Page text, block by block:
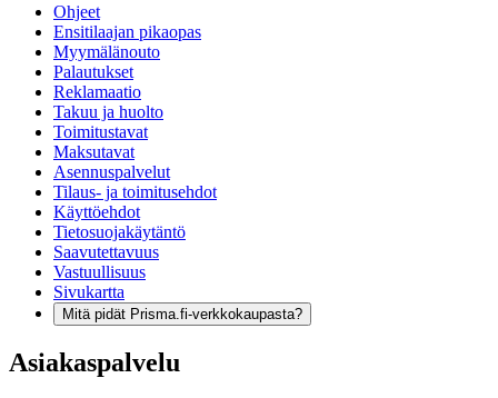
Ohjeet
Ensitilaajan pikaopas
Myymälänouto
Palautukset
Reklamaatio
Takuu ja huolto
Toimitustavat
Maksutavat
Asennuspalvelut
Tilaus- ja toimitusehdot
Käyttöehdot
Tietosuojakäytäntö
Saavutettavuus
Vastuullisuus
Sivukartta
Mitä pidät Prisma.fi-verkkokaupasta?
Asiakaspalvelu